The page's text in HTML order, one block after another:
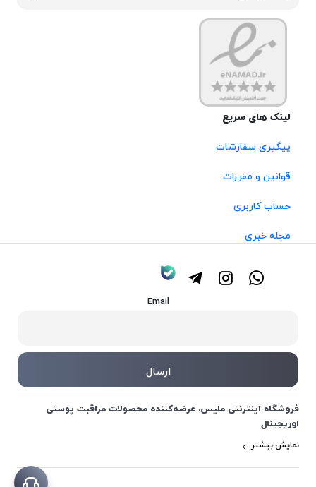
لینک های سریع
پیگیری سفارشات
قوانین و مقررات
حساب کاربری
مجله خبری
Email
فروشگاه اینترنتی ملیس، عرضه‌کننده محصولات مراقبت پوستی
اوریجینال
نمایش بیشتر